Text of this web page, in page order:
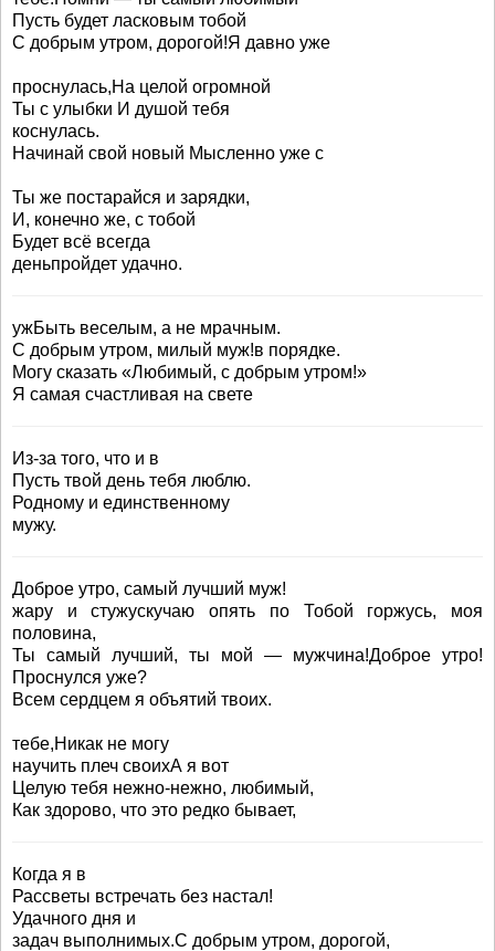
Пусть будет ласковым тобой
С добрым утром, дорогой!Я давно уже
проснулась,На целой огромной
Ты с улыбки И душой тебя
коснулась.
Начинай свой новый Мысленно уже с
Ты же постарайся и зарядки,
И, конечно же, с тобой
Будет всё всегда
деньпройдет удачно.
ужБыть веселым, а не мрачным.
С добрым утром, милый муж!в порядке.
Могу сказать «Любимый, с добрым утром!»
Я самая счастливая на свете
Из-за того, что и в
Пусть твой день тебя люблю.
Родному и единственному
мужу.
Доброе утро, самый лучший муж!
жару и стужускучаю опять по Тобой горжусь, моя
половина,
Ты самый лучший, ты мой — мужчина!Доброе утро!
Проснулся уже?
Всем сердцем я объятий твоих.
тебе,Никак не могу
научить плеч своихА я вот
Целую тебя нежно-нежно, любимый,
Как здорово, что это редко бывает,
Когда я в
Рассветы встречать без настал!
Удачного дня и
задач выполнимых.С добрым утром, дорогой,